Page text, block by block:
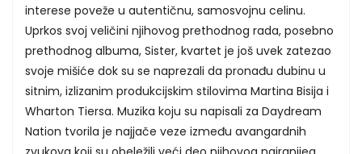
interese poveže u autentičnu, samosvojnu celinu.
Uprkos svoj veličini njihovog prethodnog rada, posebno
prethodnog albuma, Sister, kvartet je još uvek zatezao
svoje mišiće dok su se naprezali da pronađu dubinu u
sitnim, izlizanim produkcijskim stilovima Martina Bisija i
Wharton Tiersa. Muzika koju su napisali za Daydream
Nation tvorila je najjače veze između avangardnih